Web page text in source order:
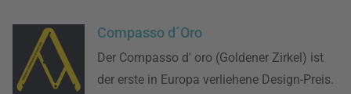
Compasso d´Oro
Der Compasso d' oro (Goldener Zirkel) ist
der erste in Europa verliehene Design-Preis.